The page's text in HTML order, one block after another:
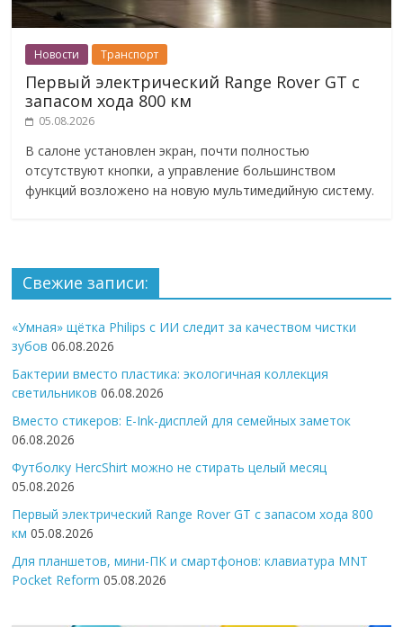
Новости Транспорт
Первый электрический Range Rover GT с
запасом хода 800 км
05.08.2026
В салоне установлен экран, почти полностью
отсутствуют кнопки, а управление большинством
функций возложено на новую мультимедийную систему.
Свежие записи:
«Умная» щётка Philips с ИИ следит за качеством чистки
зубов 06.08.2026
Бактерии вместо пластика: экологичная коллекция
светильников 06.08.2026
Вместо стикеров: E-Ink-дисплей для семейных заметок
06.08.2026
Футболку HercShirt можно не стирать целый месяц
05.08.2026
Первый электрический Range Rover GT с запасом хода 800
км 05.08.2026
Для планшетов, мини-ПК и смартфонов: клавиатура MNT
Pocket Reform 05.08.2026